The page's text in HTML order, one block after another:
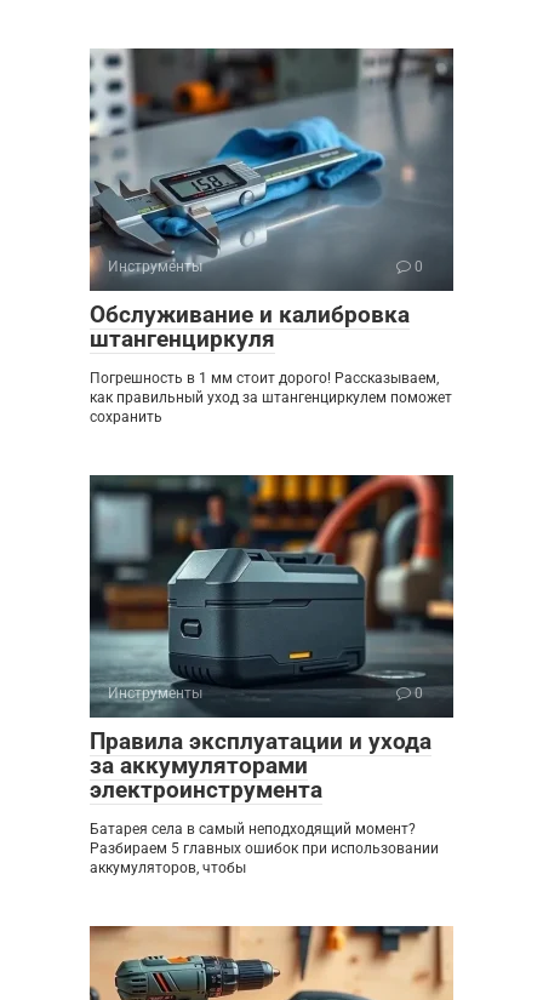
Инструменты 0
Обслуживание и калибровка
штангенциркуля
Погрешность в 1 мм стоит дорого! Рассказываем,
как правильный уход за штангенциркулем поможет
сохранить
Инструменты 0
Правила эксплуатации и ухода
за аккумуляторами
электроинструмента
Батарея села в самый неподходящий момент?
Разбираем 5 главных ошибок при использовании
аккумуляторов, чтобы